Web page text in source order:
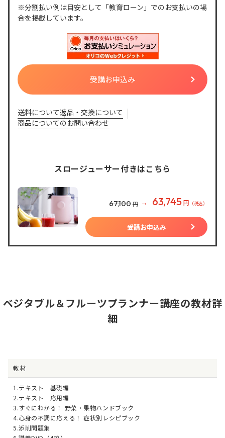
※分割払い例は目安として「教育ローン」でのお支払いの場
合を掲載しています。
送料について返品・交換について
商品についてのお問い合わせ
スロージューサー付きはこちら
67,100 円 63,745円 （税込）
受講お申込み
ベジタブル＆フルーツプランナー講座の教材詳
細
教材
1.テキスト 基礎編
2.テキスト 応用編
3.すぐにわかる！ 野菜・果物ハンドブック
4.心身の不調に応える！ 症状別レシピブック
5.添削問題集